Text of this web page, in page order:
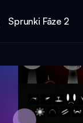
Sprunki Fāze 2